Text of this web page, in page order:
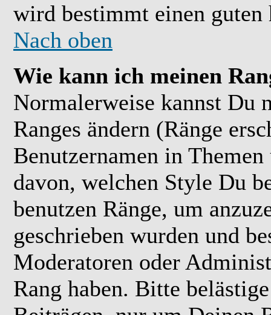
wird bestimmt einen guten
Nach oben
Wie kann ich meinen
Normalerweise kannst Du
Ranges ändern (Ränge
Benutzernamen in
davon, welchen Style Du
benutzen Ränge, um
geschrieben wurden und
Moderatoren oder
Rang haben. Bitte